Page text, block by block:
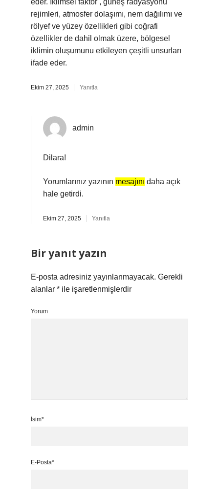
eder. İklimsel faktör , güneş radyasyonu
rejimleri, atmosfer dolaşımı, nem dağılımı ve
rölyef ve yüzey özellikleri gibi coğrafi
özellikler de dahil olmak üzere, bölgesel
iklimin oluşumunu etkileyen çeşitli unsurları
ifade eder.
Ekim 27, 2025 Yanıtla
admin
Dilara!
Yorumlarınız yazının mesajını daha açık
hale getirdi.
Ekim 27, 2025 Yanıtla
Bir yanıt yazın
E-posta adresiniz yayınlanmayacak. Gerekli
alanlar * ile işaretlenmişlerdir
Yorum
İsim*
E-Posta*